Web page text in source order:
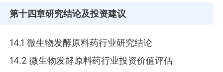
第十四章研究结论及投资建议
14.1 微生物发酵原料药行业研究结论
14.2 微生物发酵原料药行业投资价值评估